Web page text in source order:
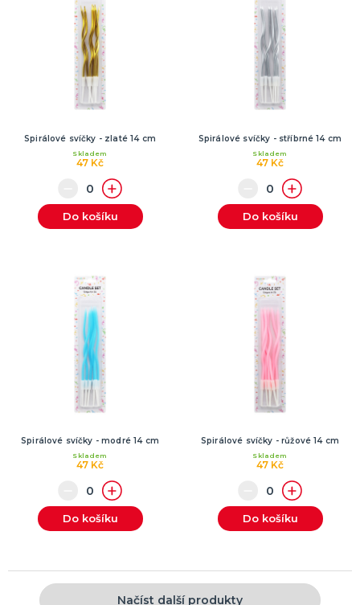
Spirálové svíčky - zlaté 14 cm
47 Kč
Skladem
Do košíku
Spirálové svíčky - stříbrné 14 cm
47 Kč
Skladem
Do košíku
Spirálové svíčky - modré 14 cm
47 Kč
Skladem
Do košíku
Spirálové svíčky - růžové 14 cm
47 Kč
Skladem
Do košíku
Načíst další produkty